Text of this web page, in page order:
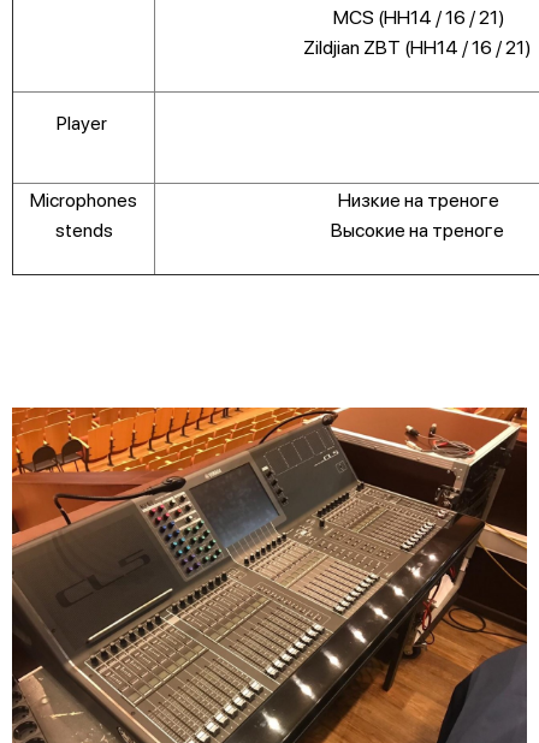
MCS (HH14 / 16 / 21)
Zildjian ZBT (HH14 / 16 / 21)
Player
Microphones
stends
Низкие на треноге
Высокие на треноге